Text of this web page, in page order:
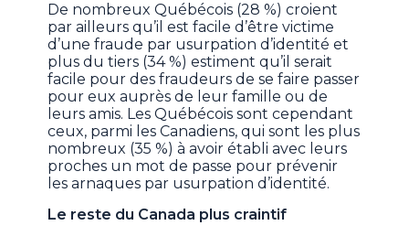
De nombreux Québécois (28 %) croient
par ailleurs qu’il est facile d’être victime
d’une fraude par usurpation d’identité et
plus du tiers (34 %) estiment qu’il serait
facile pour des fraudeurs de se faire passer
pour eux auprès de leur famille ou de
leurs amis. Les Québécois sont cependant
ceux, parmi les Canadiens, qui sont les plus
nombreux (35 %) à avoir établi avec leurs
proches un mot de passe pour prévenir
les arnaques par usurpation d’identité.
Le reste du Canada plus craintif